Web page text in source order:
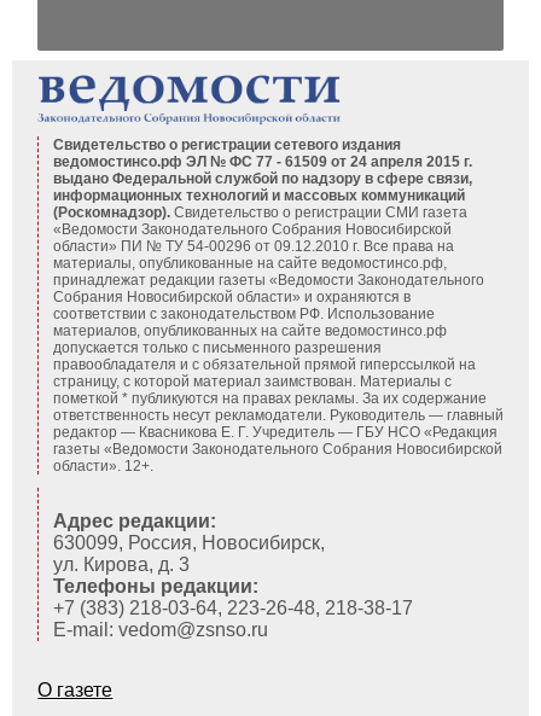
Свидетельство о регистрации сетевого издания
ведомостинсо.рф ЭЛ № ФС 77 - 61509 от 24 апреля 2015 г.
выдано Федеральной службой по надзору в сфере связи,
информационных технологий и массовых коммуникаций
(Роскомнадзор). Свидетельство о регистрации СМИ газета
«Ведомости Законодательного Собрания Новосибирской
области» ПИ № ТУ 54-00296 от 09.12.2010 г. Все права на
материалы, опубликованные на сайте ведомостинсо.рф,
принадлежат редакции газеты «Ведомости Законодательного
Собрания Новосибирской области» и охраняются в
соответствии с законодательством РФ. Использование
материалов, опубликованных на сайте ведомостинсо.рф
допускается только с письменного разрешения
правообладателя и с обязательной прямой гиперссылкой на
страницу, с которой материал заимствован. Материалы с
пометкой * публикуются на правах рекламы. За их содержание
ответственность несут рекламодатели. Руководитель — главный
редактор — Квасникова Е. Г. Учредитель — ГБУ НСО «Редакция
газеты «Ведомости Законодательного Собрания Новосибирской
области». 12+.
Адрес редакции:
630099, Россия, Новосибирск,
ул. Кирова, д. 3
Телефоны редакции:
+7 (383) 218-03-64, 223-26-48, 218-38-17
E-mail: vedom@zsnso.ru
О газете